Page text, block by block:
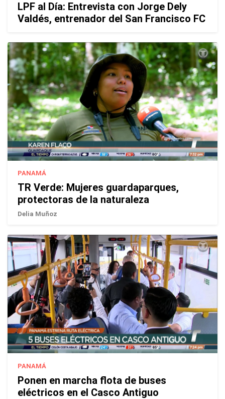
LPF al Día: Entrevista con Jorge Dely
Valdés, entrenador del San Francisco FC
PANAMÁ
TR Verde: Mujeres guardaparques,
protectoras de la naturaleza
Delia Muñoz
PANAMÁ
Ponen en marcha flota de buses
eléctricos en el Casco Antiguo